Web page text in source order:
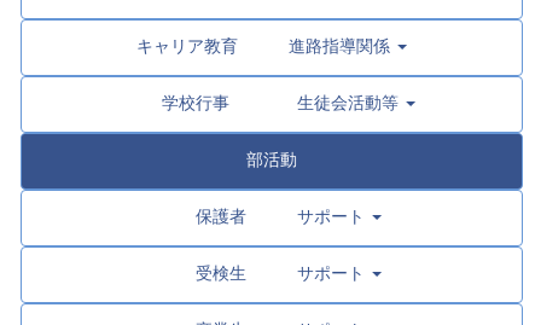
キャリア教育 進路指導関係
学校行事 生徒会活動等
部活動
保護者 サポート
受検生 サポート